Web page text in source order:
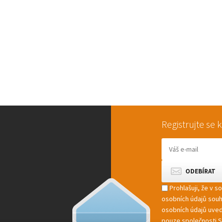
Registrujte se
Prohlašuji, že v
osobních údajů
osobních údajů